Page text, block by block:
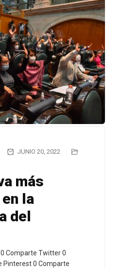
JUNIO 20, 2022
más
la
del
Comparte Twitter 0
Pinterest 0 Comparte